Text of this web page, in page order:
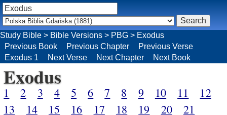
Study Bible > Bible Versions > PBG > Exodus
Previous Book
Previous Chapter
Previous Verse
Exodus 1
Next Verse Next Chapter Next Book
Exodus
1 2 3 4 5 6 7 8 9 10 11
12
13
14 15 16 17 18 19 20
21